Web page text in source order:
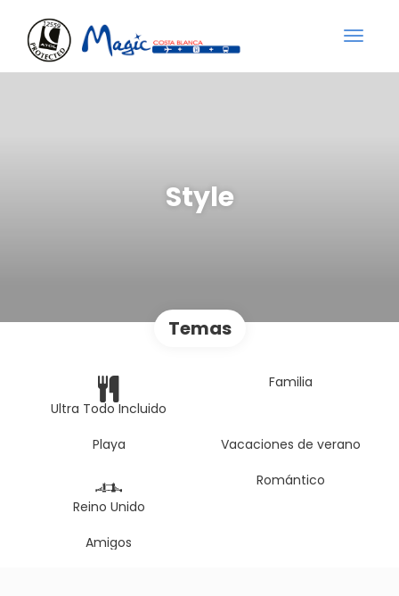
Style
Temas
Ultra Todo Incluido
Familia
Playa Vacaciones de verano
Reino Unido
Romántico
Amigos